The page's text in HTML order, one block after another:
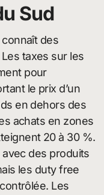
Sud
des
taxes sur les
pour
le prix d’un
en dehors des
achats en zones
20 à 30 %.
des produits
les duty free
Les